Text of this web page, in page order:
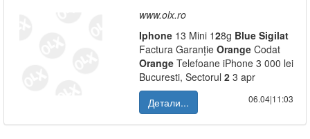
www.olx.ro
Iphone 13 Mini 128g Blue Sigilat
Factura Garanție Orange Codat
Orange Telefoane iPhone 3 000 lei
Bucuresti, Sectorul 2 3 apr
Детали...
06.04|11:03